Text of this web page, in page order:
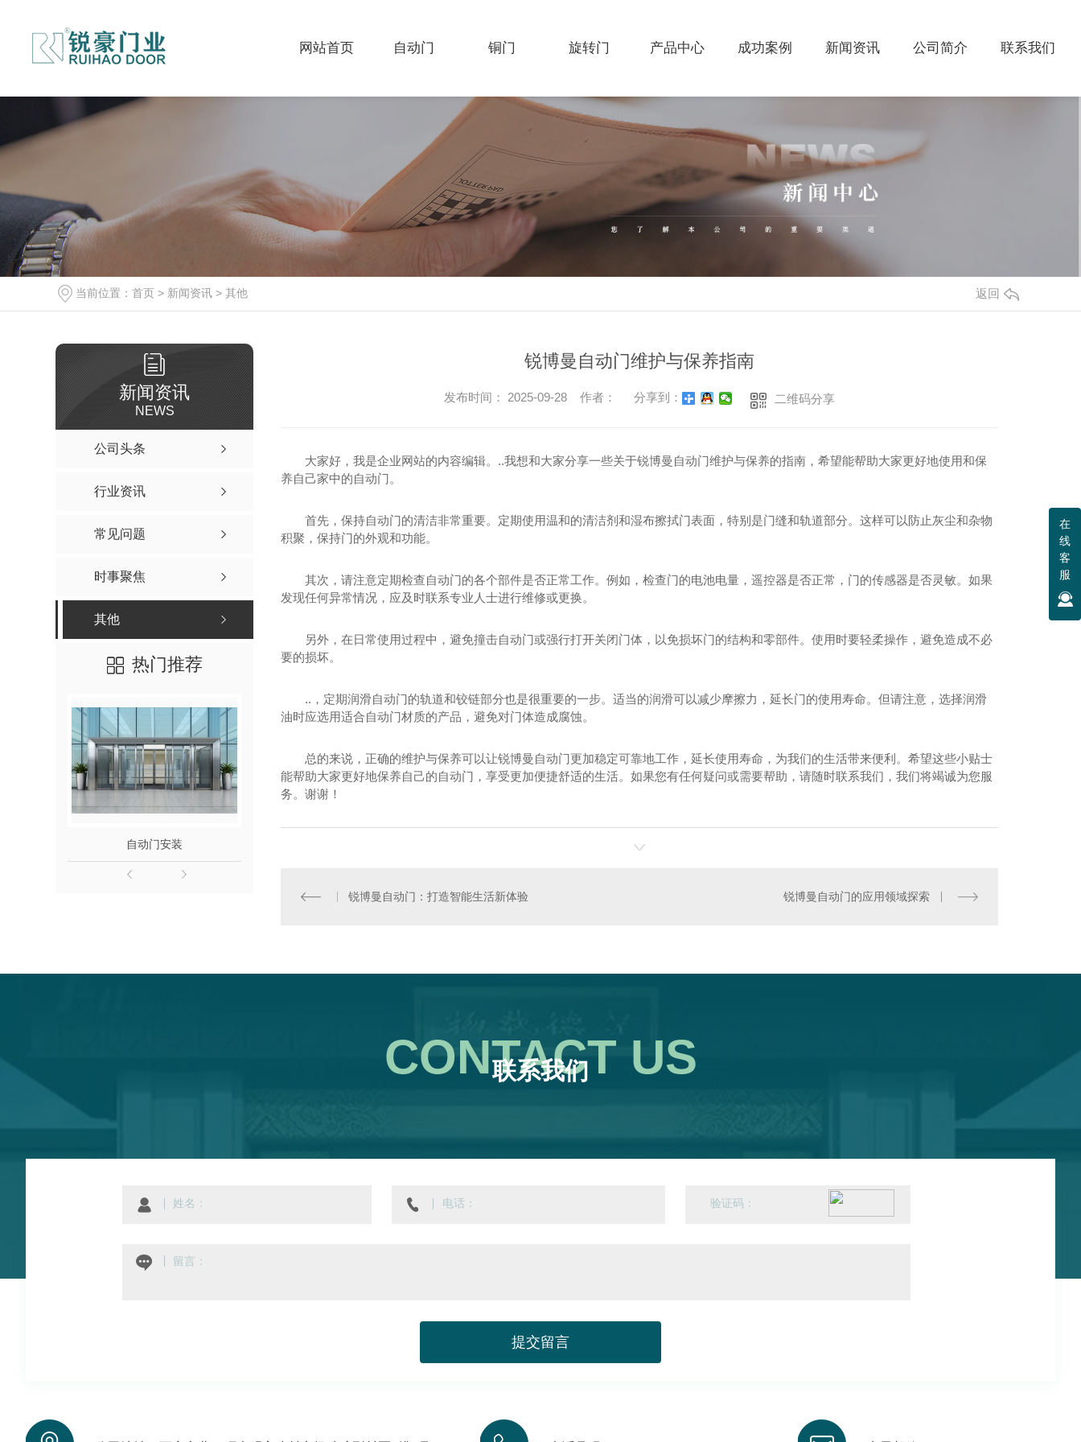
网站首页 自动门 铜门 旋转门 产品中心 成功案例 新闻资讯 公司简介 联系我们
当前位置： 首页 > 新闻资讯 > 其他 返回
新闻资讯
NEWS
公司头条
行业资讯
常见问题
时事聚焦
其他
热门推荐
自动门安装
锐博曼自动门维护与保养指南
发布时间： 2025-09-28 作者： 分享到： 二维码分享
大家好，我是企业网站的内容编辑。..我想和大家分享一些关于锐博曼自动门维护与保养的指南，希望能帮助大家更好地使用和保
养自己家中的自动门。
首先，保持自动门的清洁非常重要。定期使用温和的清洁剂和湿布擦拭门表面，特别是门缝和轨道部分。这样可以防止灰尘和杂物
积聚，保持门的外观和功能。
其次，请注意定期检查自动门的各个部件是否正常工作。例如，检查门的电池电量，遥控器是否正常，门的传感器是否灵敏。如果
发现任何异常情况，应及时联系专业人士进行维修或更换。
另外，在日常使用过程中，避免撞击自动门或强行打开关闭门体，以免损坏门的结构和零部件。使用时要轻柔操作，避免造成不必
要的损坏。
..，定期润滑自动门的轨道和铰链部分也是很重要的一步。适当的润滑可以减少摩擦力，延长门的使用寿命。但请注意，选择润滑
油时应选用适合自动门材质的产品，避免对门体造成腐蚀。
总的来说，正确的维护与保养可以让锐博曼自动门更加稳定可靠地工作，延长使用寿命，为我们的生活带来便利。希望这些小贴士
能帮助大家更好地保养自己的自动门，享受更加便捷舒适的生活。如果您有任何疑问或需要帮助，请随时联系我们，我们将竭诚为您服
务。谢谢！
锐博曼自动门：打造智能生活新体验 锐博曼自动门的应用领域探索
CONTACT US
联系我们
提交留言
在
线
客
服